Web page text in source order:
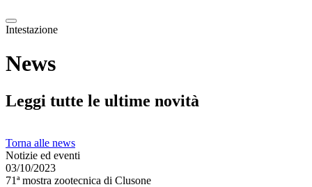
Intestazione
News
Leggi tutte le ultime novità
Torna alle news
Notizie ed eventi
03/10/2023
71ª mostra zootecnica di Clusone